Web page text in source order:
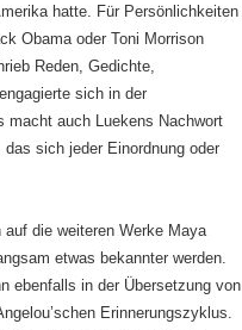
hatte. Für Persönlichkeiten
Obama oder Toni Morrison
Reden, Gedichte,
sich in der
macht auch Luekens Nachwort
sich jeder Einordnung oder
die weiteren Werke Maya
etwas bekannter werden.
ebenfalls in der Übersetzung von
Erinnerungszyklus.